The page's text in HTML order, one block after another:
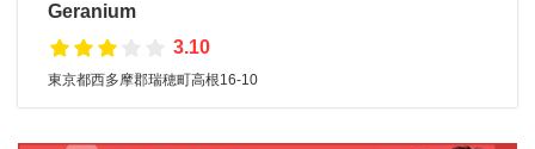
Geranium
3.10
東京都西多摩郡瑞穂町高根16-10